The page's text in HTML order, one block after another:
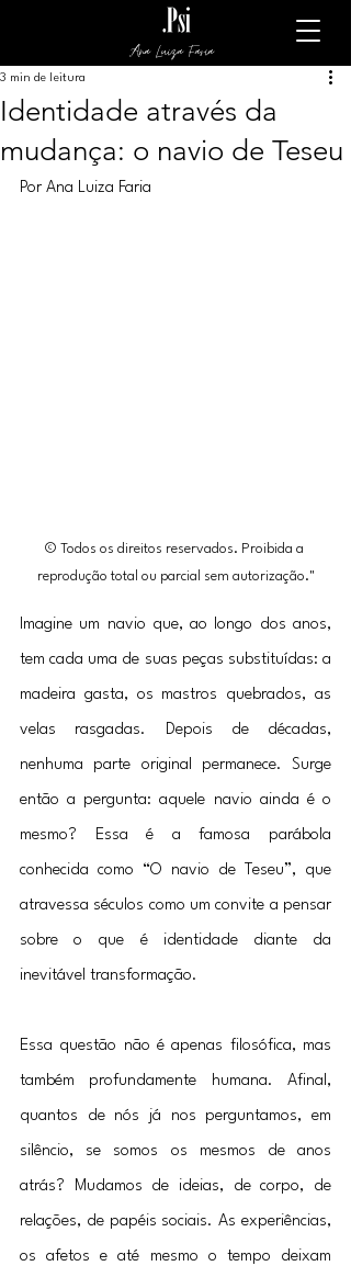
Ana Luiza Faria
Identidade através da
mudança: o navio de Teseu
3 min de leitura
Por Ana Luiza Faria
© Todos os direitos reservados. Proibida a
reprodução total ou parcial sem autorização."
Imagine um navio que, ao longo dos anos,
tem cada uma de suas peças substituídas: a
madeira gasta, os mastros quebrados, as
velas rasgadas. Depois de décadas,
nenhuma parte original permanece. Surge
então a pergunta: aquele navio ainda é o
mesmo? Essa é a famosa parábola
conhecida como “O navio de Teseu”, que
atravessa séculos como um convite a pensar
sobre o que é identidade diante da
inevitável transformação.
Essa questão não é apenas filosófica, mas
também profundamente humana. Afinal,
quantos de nós já nos perguntamos, em
silêncio, se somos os mesmos de anos
atrás? Mudamos de ideias, de corpo, de
relações, de papéis sociais. As experiências,
os afetos e até mesmo o tempo deixam